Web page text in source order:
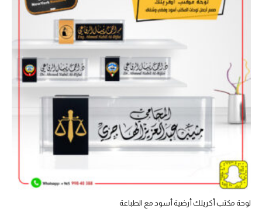
لوحة مكتب أكريلك أرضية أسود مع الطباعة